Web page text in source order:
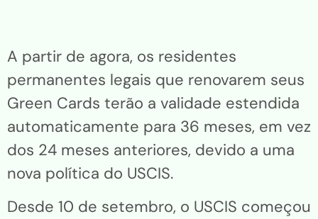
A partir de agora, os residentes
permanentes legais que renovarem seus
Green Cards terão a validade estendida
automaticamente para 36 meses, em vez
dos 24 meses anteriores, devido a uma
nova política do USCIS.
Desde 10 de setembro, o USCIS começou